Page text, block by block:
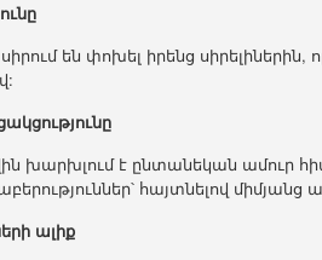
են փոխել իրենց
խարխլում է ընտանեկան ամուր
հայտնելով
ալիք